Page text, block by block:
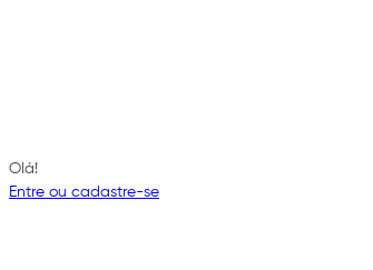
Olá!
Entre ou cadastre-se